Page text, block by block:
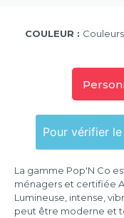
COULEUR :
La gamme Pop'N Co
ménagers et certifiée
Lumineuse, intense,
peut être moderne et